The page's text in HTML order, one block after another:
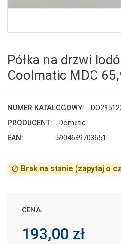
Półka na drzwi
Coolmatic MDC
NUMER KATALOGOWY:
PRODUCENT:
Dometic
EAN:
5904639703651
block Brak na stanie (zapytaj o
CENA:
193,00 zł